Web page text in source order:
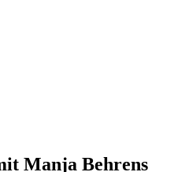
Manja Behrens